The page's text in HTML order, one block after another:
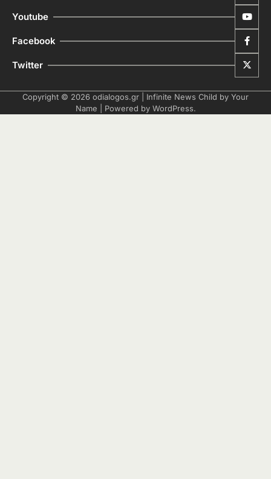
Youtube
Facebook
Twitter
Copyright © 2026 odialogos.gr | Infinite News Child by Your
Name | Powered by WordPress.